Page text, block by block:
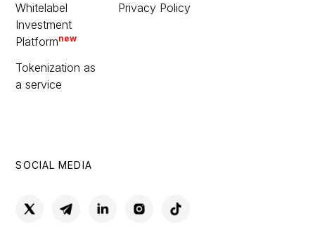
Whitelabel
Investment
Platformnew
Tokenization as
a service
Privacy Policy
SOCIAL MEDIA